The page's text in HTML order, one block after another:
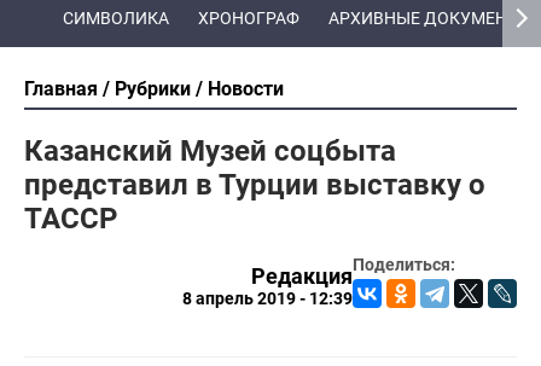
СИМВОЛИКА ХРОНОГРАФ АРХИВНЫЕ ДОКУМЕНТЫ
Главная Рубрики Новости
Казанский Музей соцбыта
представил в Турции выставку о
ТАССР
Поделиться:
Редакция
8 апрель 2019 - 12:39